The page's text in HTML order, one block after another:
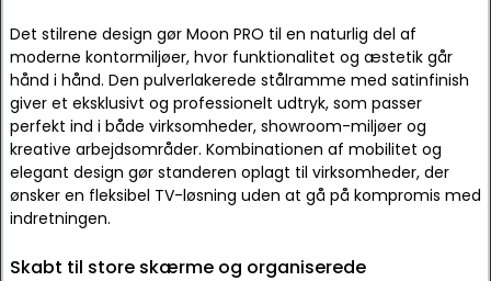
Det stilrene design gør Moon PRO til en naturlig del af
moderne kontormiljøer, hvor funktionalitet og æstetik går
hånd i hånd. Den pulverlakerede stålramme med satinfinish
giver et eksklusivt og professionelt udtryk, som passer
perfekt ind i både virksomheder, showroom-miljøer og
kreative arbejdsområder. Kombinationen af mobilitet og
elegant design gør standeren oplagt til virksomheder, der
ønsker en fleksibel TV-løsning uden at gå på kompromis med
indretningen.
Skabt til store skærme og organiserede